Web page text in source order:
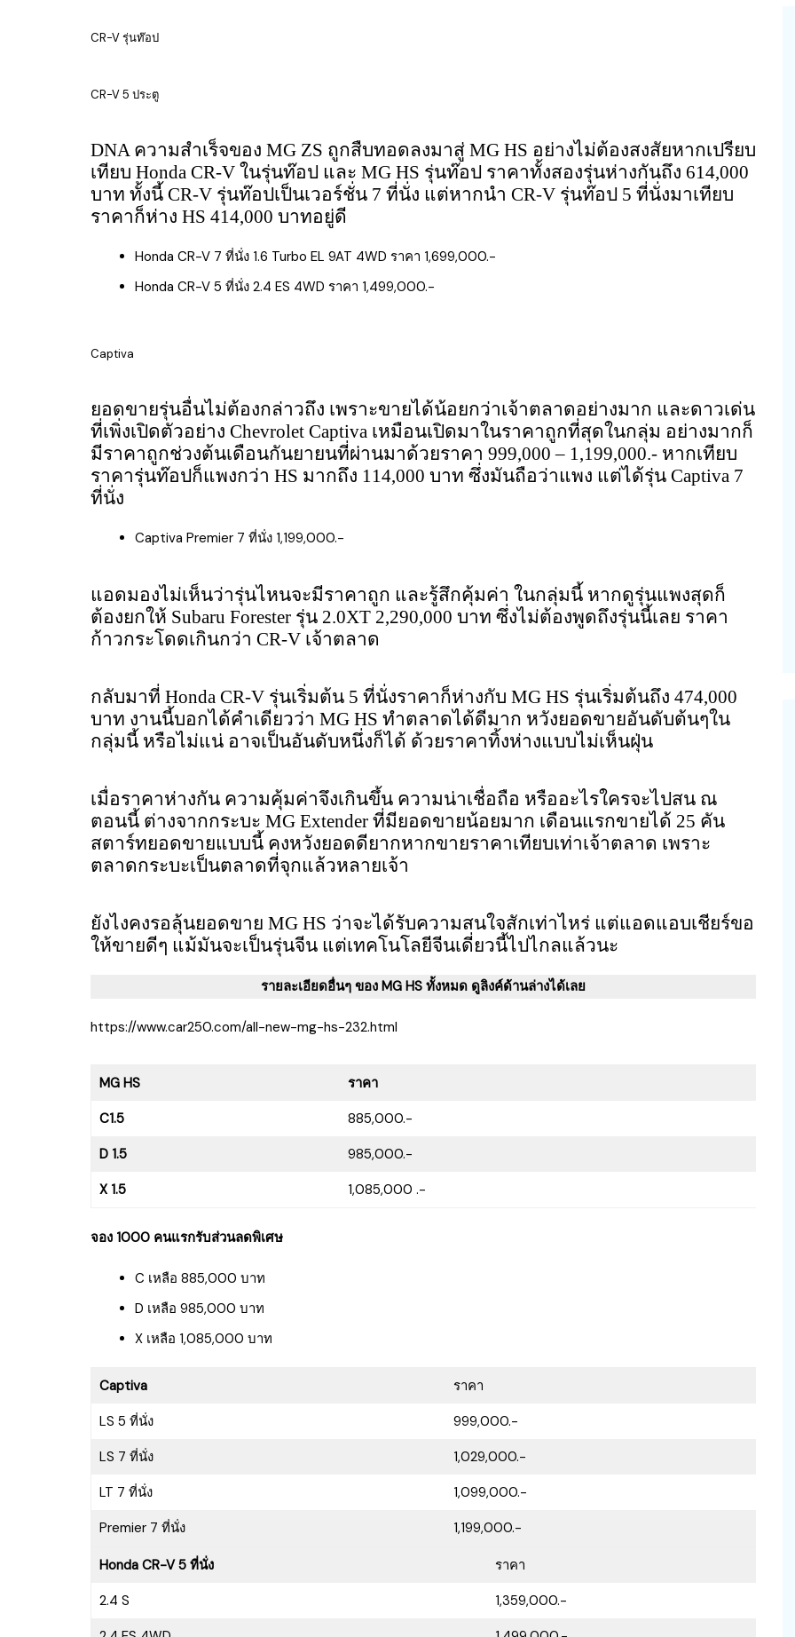
CR-V รุ่นท๊อป
CR-V 5 ประตู
DNA ความสำเร็จของ MG ZS ถูกสืบทอดลงมาสู่ MG HS อย่างไม่ต้องสงสัยหากเปรียบ
เทียบ Honda CR-V ในรุ่นท๊อป และ MG HS รุ่นท๊อป ราคาทั้งสองรุ่นห่างกันถึง 614,000
บาท ทั้งนี้ CR-V รุ่นท๊อปเป็นเวอร์ชั่น 7 ที่นั่ง แต่หากนำ CR-V รุ่นท๊อป 5 ที่นั่งมาเทียบ
ราคาก็ห่าง HS 414,000 บาทอยู่ดี
Honda CR-V 7 ที่นั่ง 1.6 Turbo EL 9AT 4WD ราคา 1,699,000.-
Honda CR-V 5 ที่นั่ง 2.4 ES 4WD ราคา 1,499,000.-
Captiva
ยอดขายรุ่นอื่นไม่ต้องกล่าวถึง เพราะขายได้น้อยกว่าเจ้าตลาดอย่างมาก และดาวเด่น
ที่เพิ่งเปิดตัวอย่าง Chevrolet Captiva เหมือนเปิดมาในราคาถูกที่สุดในกลุ่ม อย่างมากก็
มีราคาถูกช่วงต้นเดือนกันยายนที่ผ่านมาด้วยราคา 999,000 – 1,199,000.- หากเทียบ
ราคารุ่นท๊อปก็แพงกว่า HS มากถึง 114,000 บาท ซึ่งมันถือว่าแพง แต่ได้รุ่น Captiva 7
ที่นั่ง
Captiva Premier 7 ที่นั่ง 1,199,000.-
แอดมองไม่เห็นว่ารุ่นไหนจะมีราคาถูก และรู้สึกคุ้มค่า ในกลุ่มนี้ หากดูรุ่นแพงสุดก็
ต้องยกให้ Subaru Forester รุ่น 2.0XT 2,290,000 บาท ซึ่งไม่ต้องพูดถึงรุ่นนี้เลย ราคา
ก้าวกระโดดเกินกว่า CR-V เจ้าตลาด
กลับมาที่ Honda CR-V รุ่นเริ่มต้น 5 ที่นั่งราคาก็ห่างกับ MG HS รุ่นเริ่มต้นถึง 474,000
บาท งานนี้บอกได้คำเดียวว่า MG HS ทำตลาดได้ดีมาก หวังยอดขายอันดับต้นๆใน
กลุ่มนี้ หรือไม่แน่ อาจเป็นอันดับหนึ่งก็ได้ ด้วยราคาทิ้งห่างแบบไม่เห็นฝุ่น
เมื่อราคาห่างกัน ความคุ้มค่าจึงเกินขึ้น ความน่าเชื่อถือ หรืออะไรใครจะไปสน ณ
ตอนนี้ ต่างจากกระบะ MG Extender ที่มียอดขายน้อยมาก เดือนแรกขายได้ 25 คัน
สตาร์ทยอดขายแบบนี้ คงหวังยอดดียากหากขายราคาเทียบเท่าเจ้าตลาด เพราะ
ตลาดกระบะเป็นตลาดที่จุกแล้วหลายเจ้า
ยังไงคงรอลุ้นยอดขาย MG HS ว่าจะได้รับความสนใจสักเท่าไหร่ แต่แอดแอบเชียร์ขอ
ให้ขายดีๆ แม้มันจะเป็นรุ่นจีน แต่เทคโนโลยีจีนเดี่ยวนี้ไปไกลแล้วนะ
รายละเอียดอื่นๆ ของ MG HS ทั้งหมด ดูลิงค์ด้านล่างได้เลย
https://www.car250.com/all-new-mg-hs-232.html
MG HS
ราคา
C​1.5
885,000.-
D 1.5
985,000.-
X 1.5
1,085,000 .-
จอง 1000 คนแรกรับส่วนลดพิเศษ
C เหลือ 885,000 บาท
D เหลือ 985,000 บาท
X เหลือ 1,085,000 บาท
Captiva
ราคา
LS 5 ที่นั่ง
999,000.-
LS 7 ที่นั่ง
1,029,000.-
LT 7 ที่นั่ง
1,099,000.-
Premier 7 ที่นั่ง
1,199,000.-
Honda CR-V 5 ที่นั่ง
ราคา
2.4 S
1,359,000.-